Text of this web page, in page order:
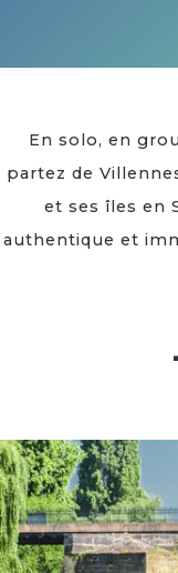
En solo, en
partez de
et ses îles en
authentique et